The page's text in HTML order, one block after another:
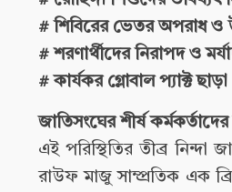
# শিবিরের ভেতর অপরাধ ও
# শরণার্থীদের নিরাপদ ও
# কার্যকর গ্লোবাল প্যাক্ট
জাতিসংঘের শীর্ষ
এই পরিস্থিতির তীব্র নিন্দা
রাউফ মাজু সাম্প্রতিক এক